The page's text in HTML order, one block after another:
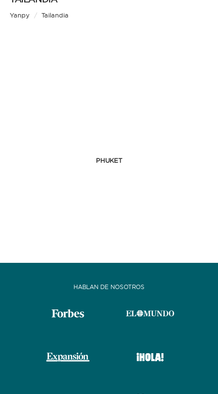
Yanpy / Tailandia
PHUKET
HABLAN DE NOSOTROS